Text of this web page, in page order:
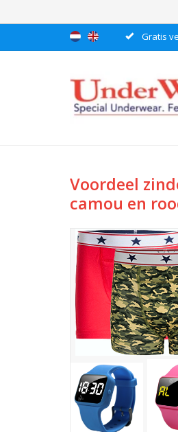
Gratis
Voordeel
camou en